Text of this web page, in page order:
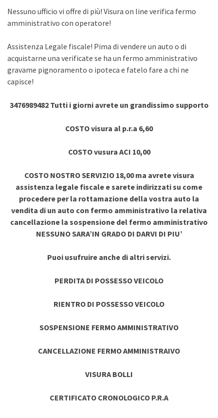
Nessuno ufficio vi offre di più! Visura on line verifica fermo
amministrativo con operatore!
Assistenza Legale fiscale! Pima di vendere un auto o di
acquistarne una verificate se ha un fermo amministrativo
gravame pignoramento o ipoteca e fatelo fare a chi ne
capisce!
3476989482 Tutti i giorni avrete un grandissimo supporto
COSTO visura al p.r.a 6,60
COSTO vusura ACI 10,00
COSTO NOSTRO SERVIZIO 18,00 ma avrete visura
assistenza legale fiscale e sarete indirizzati su come
procedere per la rottamazione della vostra auto la
vendita di un auto con fermo amministrativo la relativa
cancellazione la sospensione del fermo amministrativo
NESSUNO SARA’IN GRADO DI DARVI DI PIU’
Puoi usufruire anche di altri servizi.
PERDITA DI POSSESSO VEICOLO
RIENTRO DI POSSESSO VEICOLO
SOSPENSIONE FERMO AMMINISTRATIVO
CANCELLAZIONE FERMO AMMINISTRAIVO
VISURA BOLLI
CERTIFICATO CRONOLOGICO P.R.A